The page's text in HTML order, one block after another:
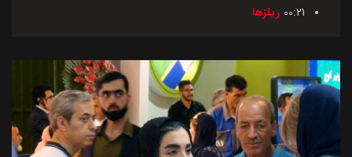
00:21 ریلزها